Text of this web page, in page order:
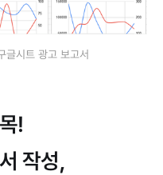
시트 광고 보고서
!
작성,